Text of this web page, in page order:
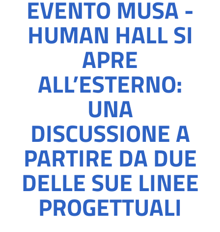
EVENTO MUSA -
HUMAN HALL SI
APRE
ALL’ESTERNO:
UNA
DISCUSSIONE A
PARTIRE DA DUE
DELLE SUE LINEE
PROGETTUALI